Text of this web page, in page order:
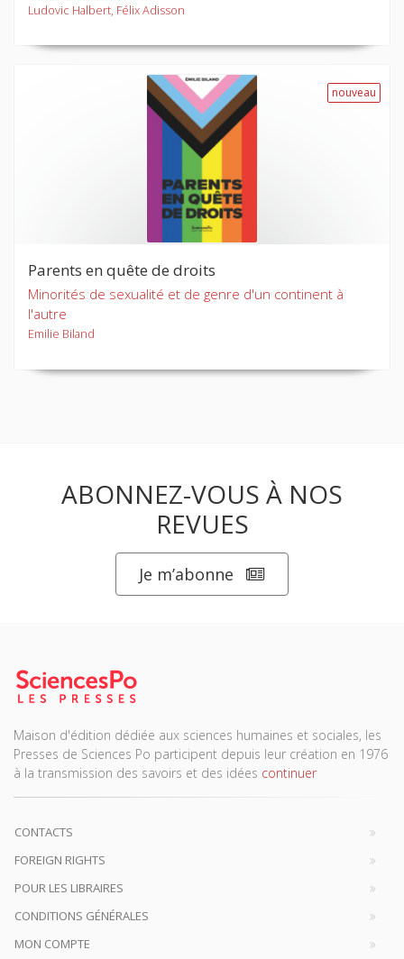
Ludovic Halbert, Félix Adisson
nouveau
Parents en quête de droits
Minorités de sexualité et de genre d'un continent à
l'autre
Emilie Biland
ABONNEZ-VOUS À NOS
REVUES
Je m’abonne
Maison d'édition dédiée aux sciences humaines et sociales, les
Presses de Sciences Po participent depuis leur création en 1976
à la transmission des savoirs et des idées continuer
CONTACTS
FOREIGN RIGHTS
POUR LES LIBRAIRES
CONDITIONS GÉNÉRALES
MON COMPTE